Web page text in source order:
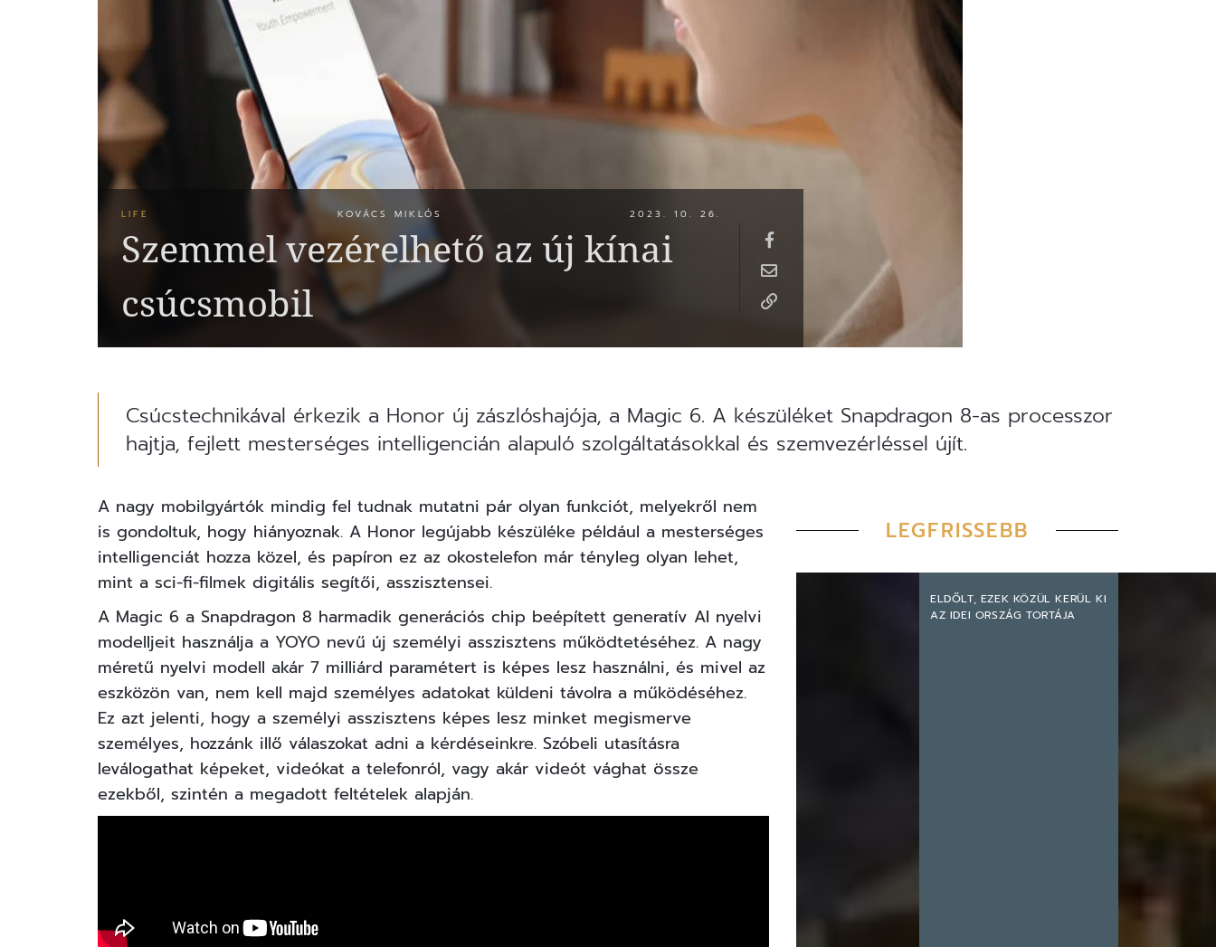
LIFE KOVÁCS MIKLÓS 2023. 10. 26.
Szemmel vezérelhető az új kínai
csúcsmobil
Csúcstechnikával érkezik a Honor új zászlóshajója, a Magic 6. A készüléket Snapdragon 8-as processzor
hajtja, fejlett mesterséges intelligencián alapuló szolgáltatásokkal és szemvezérléssel újít.
A nagy mobilgyártók mindig fel tudnak mutatni pár olyan funkciót, melyekről nem
is gondoltuk, hogy hiányoznak. A Honor legújabb készüléke például a mesterséges
intelligenciát hozza közel, és papíron ez az okostelefon már tényleg olyan lehet,
mint a sci-fi-filmek digitális segítői, asszisztensei.
A Magic 6 a Snapdragon 8 harmadik generációs chip beépített generatív AI nyelvi
modelljeit használja a YOYO nevű új személyi asszisztens működtetéséhez. A nagy
méretű nyelvi modell akár 7 milliárd paramétert is képes lesz használni, és mivel az
eszközön van, nem kell majd személyes adatokat küldeni távolra a működéséhez.
Ez azt jelenti, hogy a személyi asszisztens képes lesz minket megismerve
személyes, hozzánk illő válaszokat adni a kérdéseinkre. Szóbeli utasításra
leválogathat képeket, videókat a telefonról, vagy akár videót vághat össze
ezekből, szintén a megadott feltételek alapján.
LEGFRISSEBB
ELDŐLT, EZEK KÖZÜL KERÜL KI
AZ IDEI ORSZÁG TORTÁJA